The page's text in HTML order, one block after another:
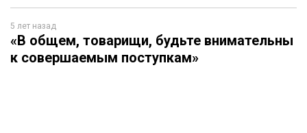
5 лет назад
«В общем, товарищи, будьте внимательны
к совершаемым поступкам»